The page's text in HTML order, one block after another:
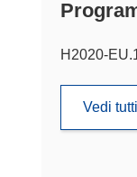
H2020-
Vedi